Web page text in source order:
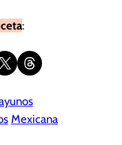
:
X Share on Threads
Mexicana